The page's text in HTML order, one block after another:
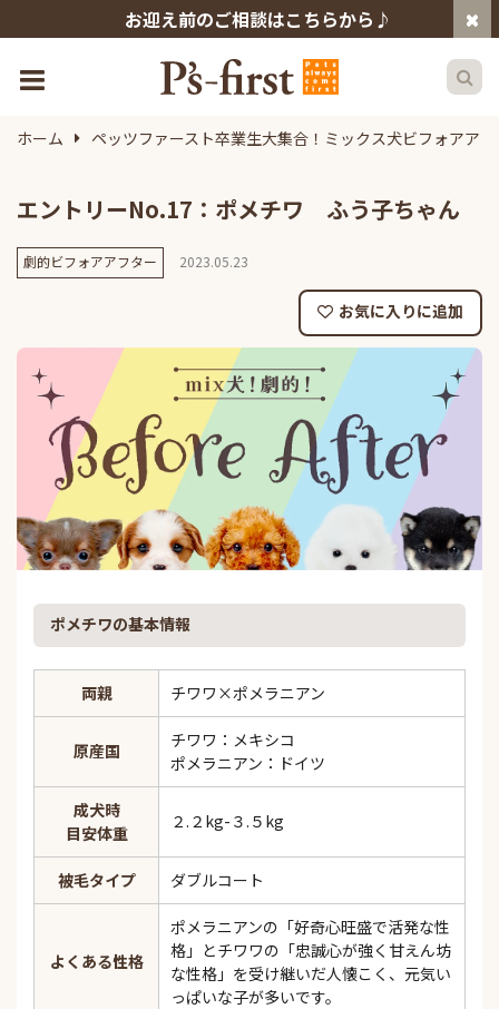
お迎え前のご相談はこちらから♪
ホーム ペッツファースト卒業生大集合！ミックス犬ビフォアア
エントリーNo.17：ポメチワ ふう子ちゃん
劇的ビフォアアフター 2023.05.23
お気に入りに追加
ポメチワの基本情報
両親 チワワ×ポメラニアン
原産国
チワワ：メキシコ
ポメラニアン：ドイツ
成犬時
目安体重
２.２kg-３.５kg
被毛タイプ ダブルコート
よくある性格
ポメラニアンの「好奇心旺盛で活発な性
格」とチワワの「忠誠心が強く甘えん坊
な性格」を受け継いだ人懐こく、元気い
っぱいな子が多いです。